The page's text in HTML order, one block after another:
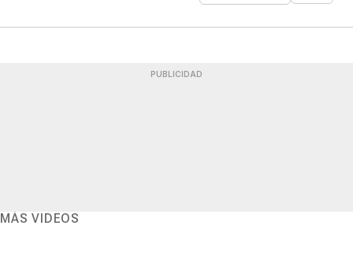
PUBLICIDAD
MÁS VIDEOS